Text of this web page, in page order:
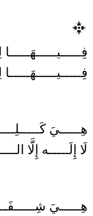
هِـــــيَ
لَا إِلَـــــه إِلَّا
هِـــــيَ